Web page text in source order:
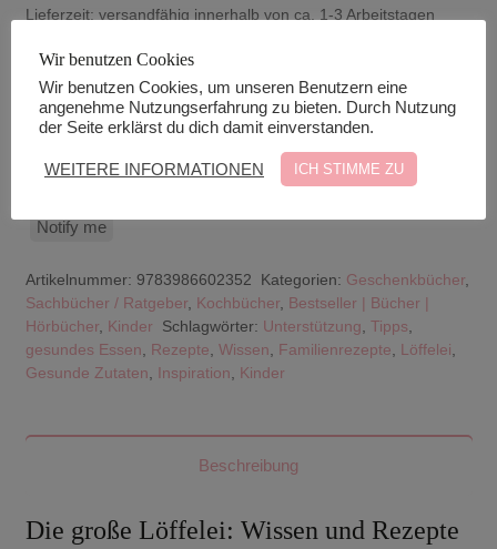
Lieferzeit: versandfähig innerhalb von ca. 1-3 Arbeitstagen
Nicht vorrätig
Sofort informiert werden, sobald die Ware
lagernd ist.
Notify me
Artikelnummer: 9783986602352 Kategorien: Geschenkbücher,
Sachbücher / Ratgeber, Kochbücher, Bestseller | Bücher |
Hörbücher, Kinder Schlagwörter: Unterstützung, Tipps,
gesundes Essen, Rezepte, Wissen, Familienrezepte, Löffelei,
Gesunde Zutaten, Inspiration, Kinder
Beschreibung
Die große Löffelei: Wissen und Rezepte
Wir benutzen Cookies
Wir benutzen Cookies, um unseren Benutzern eine
angenehme Nutzungserfahrung zu bieten. Durch Nutzung
der Seite erklärst du dich damit einverstanden.
WEITERE INFORMATIONEN ICH STIMME ZU